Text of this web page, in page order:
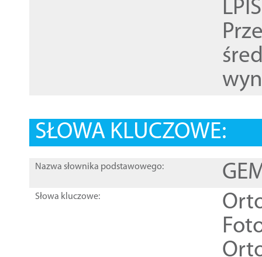
SŁOWA KLUCZOWE:
Nazwa słownika podstawowego:
Słowa kluczowe: